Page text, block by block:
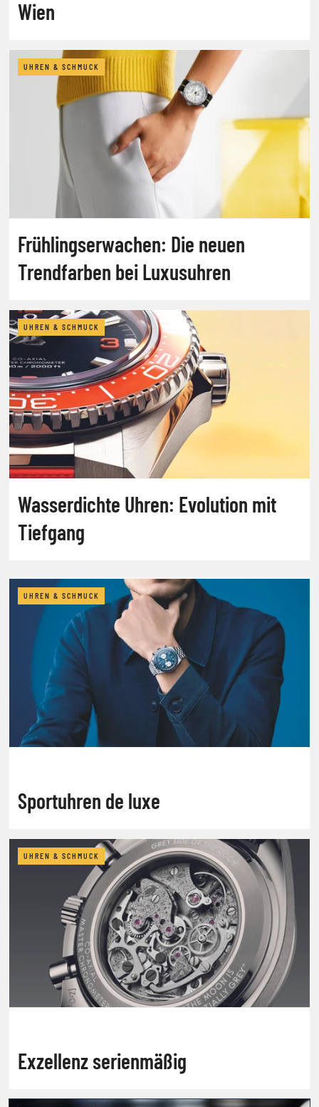
Wien
UHREN & SCHMUCK
Frühlingserwachen: Die neuen
Trendfarben bei Luxusuhren
UHREN & SCHMUCK
Wasserdichte Uhren: Evolution mit
Tiefgang
UHREN & SCHMUCK
Sportuhren de luxe
UHREN & SCHMUCK
Exzellenz serienmäßig